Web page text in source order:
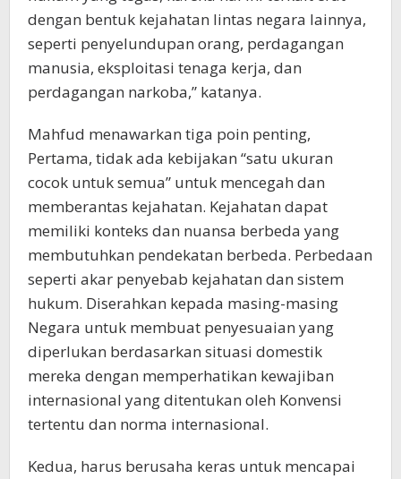
dengan bentuk kejahatan lintas negara lainnya,
seperti penyelundupan orang, perdagangan
manusia, eksploitasi tenaga kerja, dan
perdagangan narkoba,” katanya.
Mahfud menawarkan tiga poin penting,
Pertama, tidak ada kebijakan “satu ukuran
cocok untuk semua” untuk mencegah dan
memberantas kejahatan. Kejahatan dapat
memiliki konteks dan nuansa berbeda yang
membutuhkan pendekatan berbeda. Perbedaan
seperti akar penyebab kejahatan dan sistem
hukum. Diserahkan kepada masing-masing
Negara untuk membuat penyesuaian yang
diperlukan berdasarkan situasi domestik
mereka dengan memperhatikan kewajiban
internasional yang ditentukan oleh Konvensi
tertentu dan norma internasional.
Kedua, harus berusaha keras untuk mencapai